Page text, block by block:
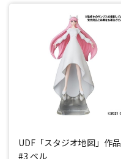
UDF「スタジオ地図」作品
#3 ベル